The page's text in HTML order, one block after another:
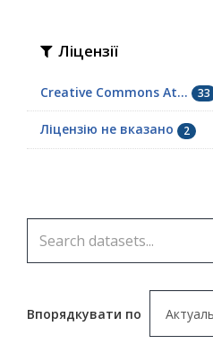
Ліцензії
Creative Commons At... 33
Ліцензію не вказано 2
Впорядкувати по